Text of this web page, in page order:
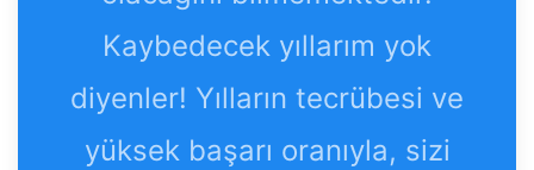
Kaybedecek yıllarım yok
diyenler! Yılların tecrübesi ve
yüksek başarı oranıyla, sizi